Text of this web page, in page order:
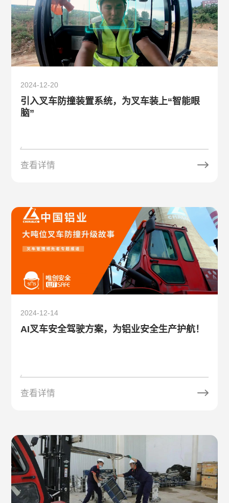
2024-12-20
引入叉车防撞装置系统，为叉车装上“智能眼
脑”
查看详情
2024-12-14
AI叉车安全驾驶方案，为铝业安全生产护航！
查看详情